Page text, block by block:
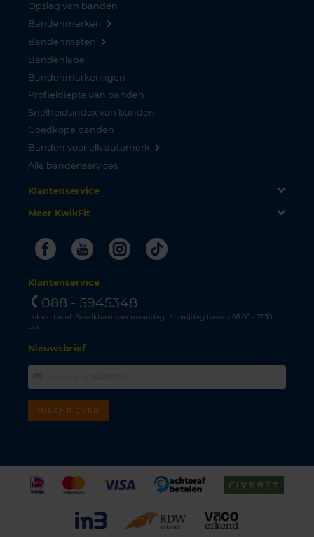
Opslag van banden
Bandenmerken
Bandenmaten
Bandenlabel
Bandenmarkeringen
Profieldiepte van banden
Snelheidsindex van banden
Goedkope banden
Banden voor elk automerk
Alle bandenservices
Klantenservice
Meer KwikFit
FacebookYoutubeInstagram
Tiktok
Klantenservice
088 - 5945348
Lokaal tarief. Bereikbaar van maandag t/m vrijdag tussen 08.00 - 17.30
uur.
Nieuwsbrief
INSCHRIJVEN